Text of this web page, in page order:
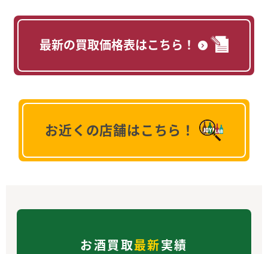
最新の買取価格表はこちら！
お近くの店舗はこちら！
お酒買取最新実績